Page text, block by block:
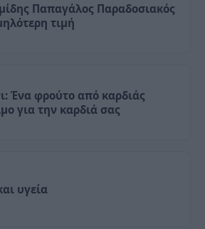
Παπαγάλος Παραδοσιακός
τιμή
Ένα φρούτο από καρδιάς
για την καρδιά σας
υγεία